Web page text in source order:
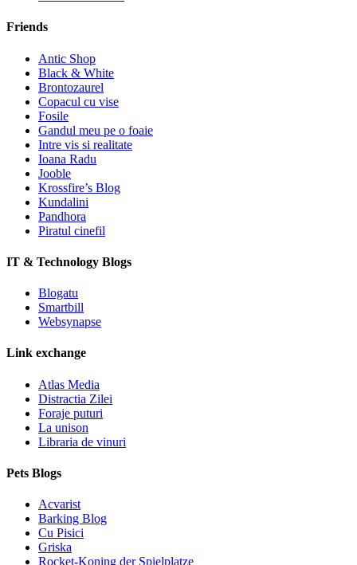
Friends
Antic Shop
Black & White
Brontozaurel
Copacul cu vise
Fosile
Gandul meu pe o foaie
Intre vis si realitate
Ioana Radu
Jooble
Krossfire’s Blog
Kundalini
Pandhora
Piratul cinefil
IT & Technology Blogs
Blogatu
Smartbill
Websynapse
Link exchange
Atlas Media
Distractia Zilei
Foraje puturi
La unison
Libraria de vinuri
Pets Blogs
Acvarist
Barking Blog
Cu Pisici
Griska
Rocket-Koning der Spielplatze